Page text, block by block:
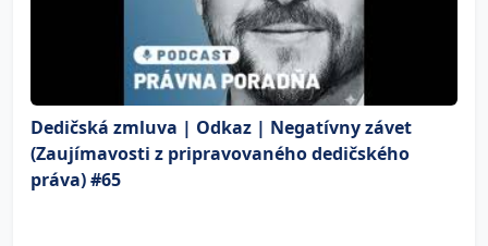
Dedičská zmluva | Odkaz | Negatívny závet
(Zaujímavosti z pripravovaného dedičského
práva) #65